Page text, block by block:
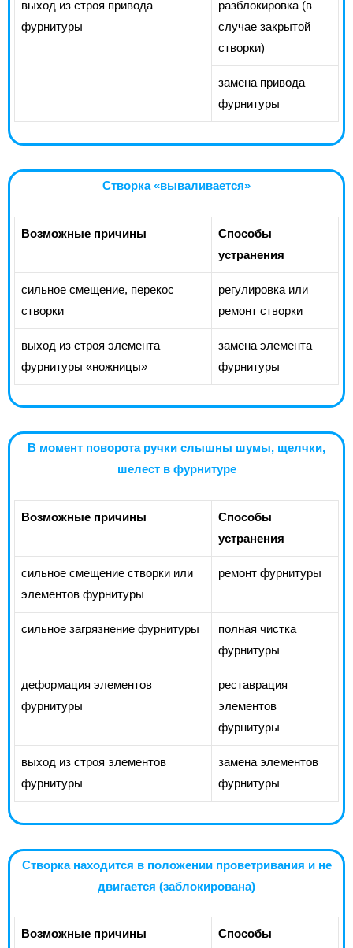
выход из строя привода
фурнитуры
разблокировка (в
случае закрытой
створки)
замена привода
фурнитуры
Створка «вываливается»
Возможные причины
Способы
устранения
сильное смещение, перекос
створки
регулировка или
ремонт створки
выход из строя элемента
фурнитуры «ножницы»
замена элемента
фурнитуры
В момент поворота ручки слышны шумы, щелчки,
шелест в фурнитуре
Возможные причины
Способы
устранения
сильное смещение створки или
элементов фурнитуры
ремонт фурнитуры
сильное загрязнение фурнитуры
полная чистка
фурнитуры
деформация элементов
фурнитуры
реставрация
элементов
фурнитуры
выход из строя элементов
фурнитуры
замена элементов
фурнитуры
Створка находится в положении проветривания и не
двигается (заблокирована)
Возможные причины
Способы